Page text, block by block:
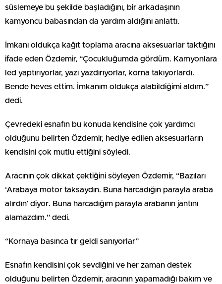
süslemeye bu şekilde başladığını, bir arkadaşının
kamyoncu babasından da yardım aldığını anlattı.
İmkanı oldukça kağıt toplama aracına aksesuarlar taktığını
ifade eden Özdemir, “Çocukluğumda gördüm. Kamyonlara
led yaptırıyorlar, yazı yazdırıyorlar, korna takıyorlardı.
Bende heves ettim. İmkanım oldukça alabildiğimi aldım.”
dedi.
Çevredeki esnafın bu konuda kendisine çok yardımcı
olduğunu belirten Özdemir, hediye edilen aksesuarların
kendisini çok mutlu ettiğini söyledi.
Aracının çok dikkat çektiğini söyleyen Özdemir, “Bazıları
‘Arabaya motor taksaydın. Buna harcadığın parayla araba
alırdın’ diyor. Buna harcadığım parayla arabanın jantını
alamazdım.” dedi.
“Kornaya basınca tır geldi sanıyorlar”
Esnafın kendisini çok sevdiğini ve her zaman destek
olduğunu belirten Özdemir, aracının yapamadığı bakım ve